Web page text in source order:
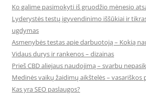
Ko galime pasimokyti iš gruodžio mėnesio
Lyderystės testų įgyvendinimo iššūkiai ir
ugdymas
Asmenybės testas apie darbuotoją – Kokią
Vidaus durys ir rankenos – dizainas
Prieš CBD aliejaus naudojimą – svarbu
Medinės vaikų žaidimų aikštelės – vasariškos
Kas yra SEO paslaugos?